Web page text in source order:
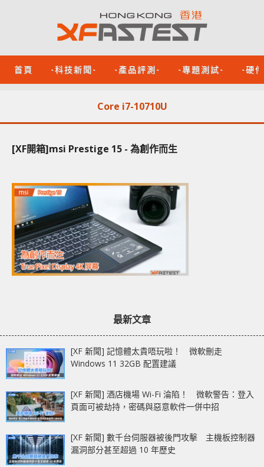
首頁 -科技新聞- -產品評測- -專題測試- -硬
Core i7-10710U
[XF開箱]msi Prestige 15 - 為創作而生
最新文章
[XF 新聞] 記憶體太貴唔玩啦！ 微軟刪走
Windows 11 32GB 配置建議
[XF 新聞] 酒店機場 Wi-Fi 淪陷！ 微軟警告：登入
頁面可被劫持，密碼與惡意軟件一併中招
[XF 新聞] 數千台伺服器被後門攻擊 主機板控制器
漏洞部分甚至超過 10 年歷史